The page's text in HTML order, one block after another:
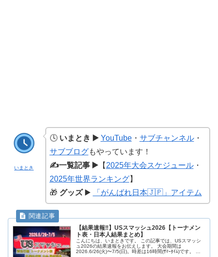
いまとき
🕓いまとき ▶️ YouTube・ サブチャンネル・
サブブログもやっています！
✍️一覧記事 ▶️【 2025年大会スケジュール・
2025年世界ランキング】
🎁 グッズ▶️ 「がんばれ日本🇯🇵」アイテム
【結果速報‼︎】USスマッシュ2026【トーナメン
ト表・日本人結果まとめ】
こんにちは、いまときです。 この記事では、USスマッシ
ュ2026の結果速報をお伝えします。 大会期間は
2026.6/26(火)〜7/5(日)。時差は16時間(ｻﾏｰﾀｲﾑ)です。 随